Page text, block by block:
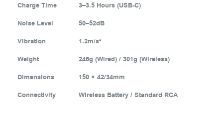
Charge Time
3–3.5 Hours (USB-C)
Noise Level
50–52dB
Vibration
1.2m/s²
Weight
246g (Wired) / 301g (Wireless)
Dimensions
150 × 42/34mm
Connectivity
Wireless Battery / Standard RCA